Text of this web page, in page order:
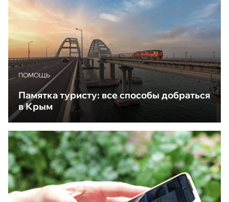
ПОМОЩЬ
Памятка туристу: все способы добраться
в Крым